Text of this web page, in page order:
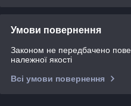
Умови повернення
Законом не передбачено
належної якості
Всі умови повернення